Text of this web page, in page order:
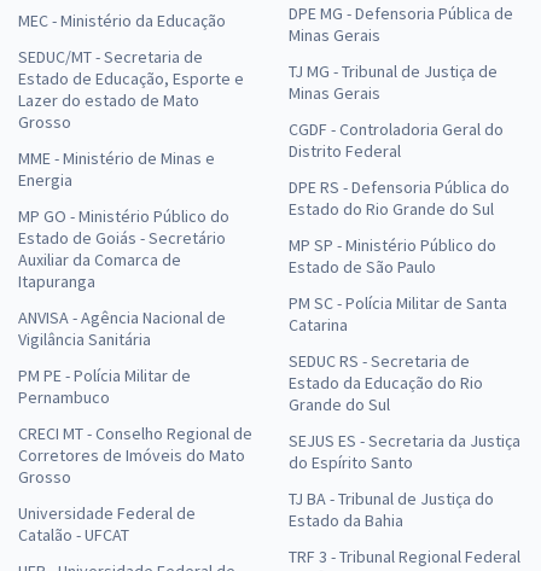
MEC - Ministério da Educação
SEDUC/MT - Secretaria de
Estado de Educação, Esporte e
Lazer do estado de Mato
Grosso
MME - Ministério de Minas e
Energia
MP GO - Ministério Público do
Estado de Goiás - Secretário
Auxiliar da Comarca de
Itapuranga
ANVISA - Agência Nacional de
Vigilância Sanitária
PM PE - Polícia Militar de
Pernambuco
CRECI MT - Conselho Regional de
Corretores de Imóveis do Mato
Grosso
Universidade Federal de
Catalão - UFCAT
DPE MG - Defensoria Pública de
Minas Gerais
TJ MG - Tribunal de Justiça de
Minas Gerais
CGDF - Controladoria Geral do
Distrito Federal
DPE RS - Defensoria Pública do
Estado do Rio Grande do Sul
MP SP - Ministério Público do
Estado de São Paulo
PM SC - Polícia Militar de Santa
Catarina
SEDUC RS - Secretaria de
Estado da Educação do Rio
Grande do Sul
SEJUS ES - Secretaria da Justiça
do Espírito Santo
TJ BA - Tribunal de Justiça do
Estado da Bahia
TRF 3 - Tribunal Regional Federal